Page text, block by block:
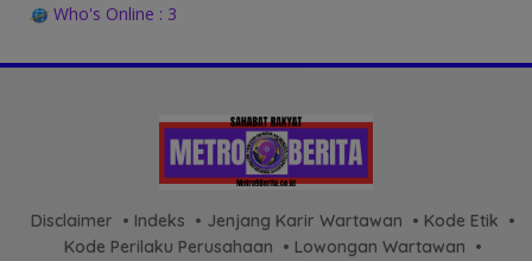
Who's Online : 3
Disclaimer Indeks Jenjang Karir Wartawan
Kode Etik
Kode Perilaku Perusahaan
Lowongan Wartawan